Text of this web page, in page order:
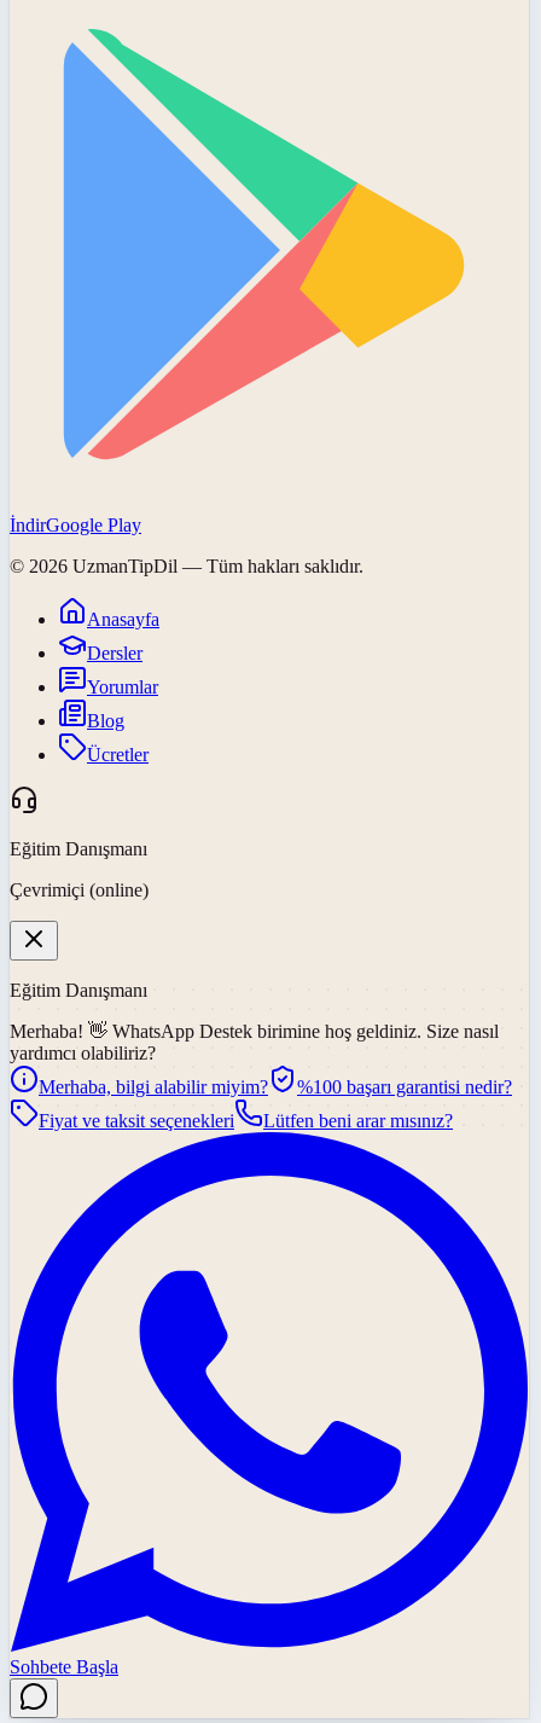
İndirGoogle Play
© 2026 UzmanTipDil — Tüm hakları saklıdır.
Anasayfa
Dersler
Yorumlar
Blog
Ücretler
Eğitim Danışmanı
Çevrimiçi (online)
Eğitim Danışmanı
Merhaba! 👋 WhatsApp Destek birimine hoş geldiniz. Size nasıl
yardımcı olabiliriz?
Merhaba, bilgi alabilir miyim?
%100 başarı garantisi nedir?
Fiyat ve taksit seçenekleri
Lütfen beni arar mısınız?
Sohbete Başla